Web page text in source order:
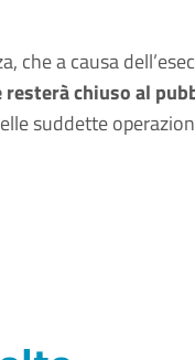
che a causa
chiuso al
suddette